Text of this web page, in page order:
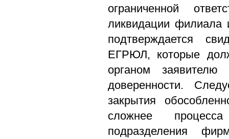
ограниченной
ликвидации филиала
подтверждается
ЕГРЮЛ, которые
органом
доверенности.
закрытия
сложнее
подразделения